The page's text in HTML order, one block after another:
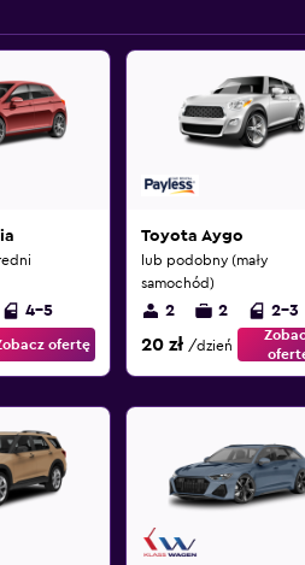
4-5
ofertę
Toyota Aygo
lub podobny (mały
samochód)
2 2 2-3
20 zł /dzień